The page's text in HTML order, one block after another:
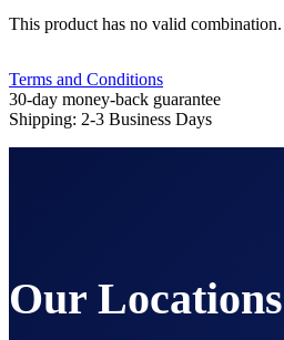
This product has no valid combination.
Terms and Conditions
30-day money-back guarantee
Shipping: 2-3 Business Days
Our Locations